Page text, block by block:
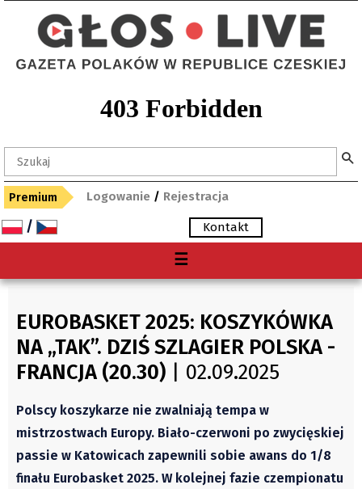
Premium Logowanie / Rejestracja
/ Kontakt
☰
O nas
Gdzie kupię "Głos"?
Archiwum
Autorzy
Wydawca
Fundusz Rozwoju Zaolzia
Kontakt
Sekretariat
EUROBASKET 2025: KOSZYKÓWKA
NA „TAK”. DZIŚ SZLAGIER POLSKA -
FRANCJA (20.30) | 02.09.2025
Polscy koszykarze nie zwalniają tempa w
mistrzostwach Europy. Biało-czerwoni po zwycięskiej
passie w Katowicach zapewnili sobie awans do 1/8
finału Eurobasket 2025. W kolejnej fazie czempionatu